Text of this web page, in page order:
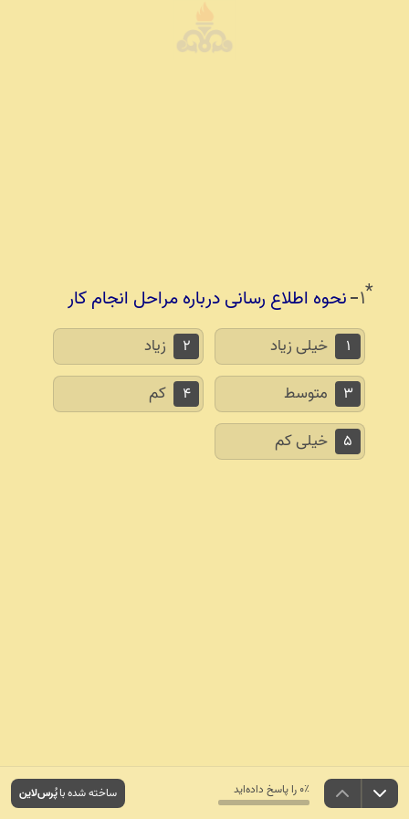
*۱ نحوه اطلاع رسانی درباره مراحل انجام کار
۱ خیلی زیاد ۲ زیاد
۳ متوسط ۴ کم
۵ خیلی کم
۰٪ را پاسخ داده‌اید ساخته شده باپُرس‌لاین